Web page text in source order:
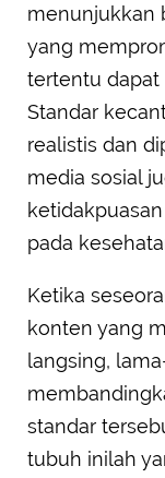
menunjukkan
yang
tertentu dapat
Standar
realistis dan
media sosial
pada
Ketika
konten yang
langsing,
standar
tubuh inilah